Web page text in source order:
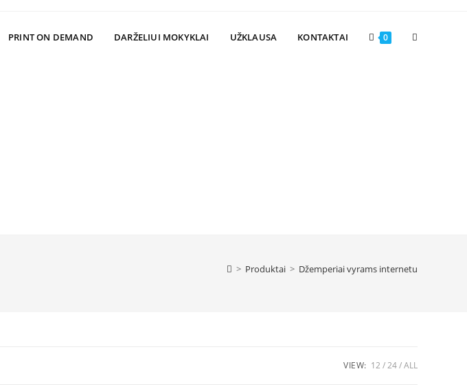
PRINT ON DEMAND DARŽELIUI MOKYKLAI UŽKLAUSA KONTAKTAI 0 Toggle
> Produktai > Džemperiai vyrams internetu
VIEW: 12 24 ALL